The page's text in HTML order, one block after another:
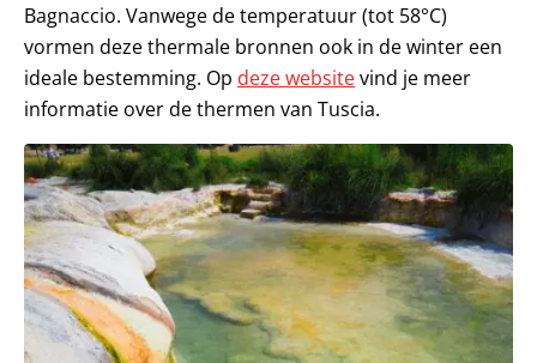
Bagnaccio. Vanwege de temperatuur (tot 58°C)
vormen deze thermale bronnen ook in de winter een
ideale bestemming. Op deze websitevind je meer
informatie over de thermen van Tuscia.